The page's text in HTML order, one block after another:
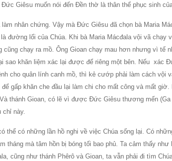
Giêsu muốn nói đến Ðền thờ là thân thể phục sinh
nhân chứng. Vậy mà Ðức Giêsu đã chọn bà Maria
đường lối của Chúa. Khi bà Maria Mácđala vội vã chạy
chạy ra mồ. Ông Gioan chạy mau hơn nhưng vì tế
sao khăn liệm xác lại được để riêng một bên. Nếu xác
cho quân lính canh mồ, thì kẻ cướp phải làm cách vội
gấp khăn che đầu lại làm chi cho mất công và mất giờ.
thánh Gioan, có lẽ vì được Ðức Giêsu thương mến (Ga
này.
thể có những lần hồ nghi về việc Chúa sống lại. Có
mà tâm hồn bị bóng tối bao phủ. Ta cảm thấy như
cũng như thánh Phêrô và Gioan, ta vẫn phải đi tìm